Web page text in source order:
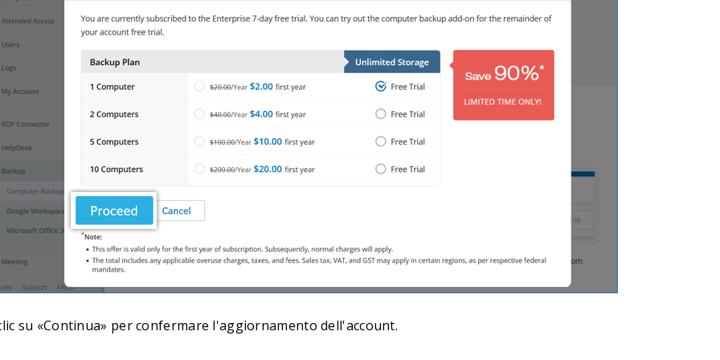
su «Continua» per confermare l'aggiornamento dell'account.